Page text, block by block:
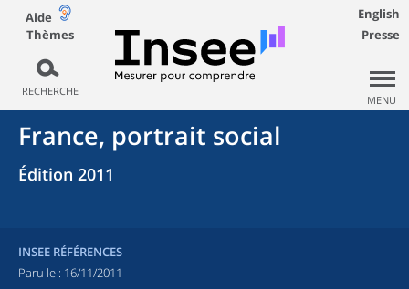
Aide
Thèmes
RECHERCHE
English
Presse
MENU
France, portrait social
Édition 2011
INSEE RÉFÉRENCES
Paru le : 16/11/2011